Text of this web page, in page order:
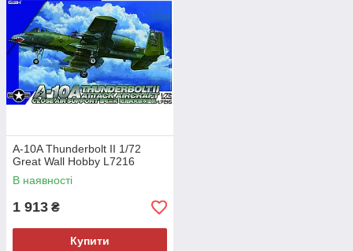
A-10A Thunderbolt II 1/72
Great Wall Hobby L7216
В наявності
1 913 ₴
Купити